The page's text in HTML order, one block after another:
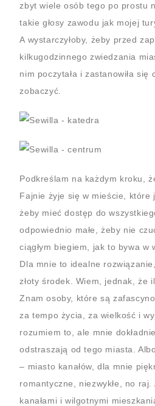
zbyt wiele osób tego po prostu
takie głosy zawodu jak mojej
A wystarczyłoby, żeby przed
kilkugodzinnego zwiedzania
nim poczytała i zastanowiła się
zobaczyć.
Podkreślam na każdym kroku,
Fajnie żyje się w mieście, które
żeby mieć dostęp do
odpowiednio małe, żeby nie
ciągłym biegiem, jak to bywa w
Dla mnie to idealne
złoty środek. Wiem, jednak, że
Znam osoby, które są
za tempo życia, za wielkość i
rozumiem to, ale mnie
odstraszają od tego miasta.
– miasto kanałów, dla mnie
romantyczne, niezwykłe, no
kanałami i wilgotnymi